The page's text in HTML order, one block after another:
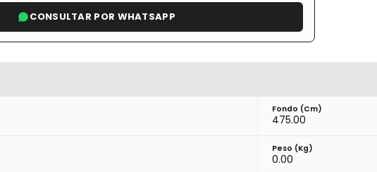
CONSULTAR POR WHATSAPP
Fondo (cm)
475.00
Peso (kg)
0.00